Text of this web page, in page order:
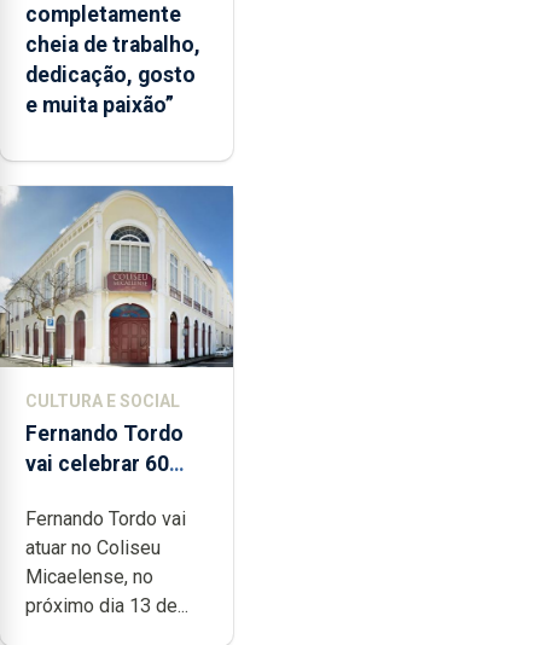
completamente
cheia de trabalho,
dedicação, gosto
e muita paixão”
CULTURA E SOCIAL
Fernando Tordo
vai celebrar 60
no Coliseu
Micaelense
Fernando Tordo vai
atuar no Coliseu
Micaelense, no
próximo dia 13 de...